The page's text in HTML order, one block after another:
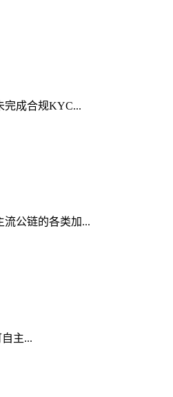
完成合规KYC...
流公链的各类加...
主...